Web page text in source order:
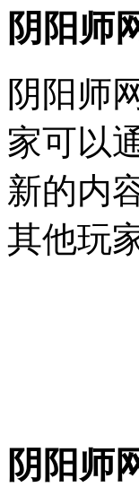
阴阳师
阴阳师
家可以
新的内
其他玩
阴阳师